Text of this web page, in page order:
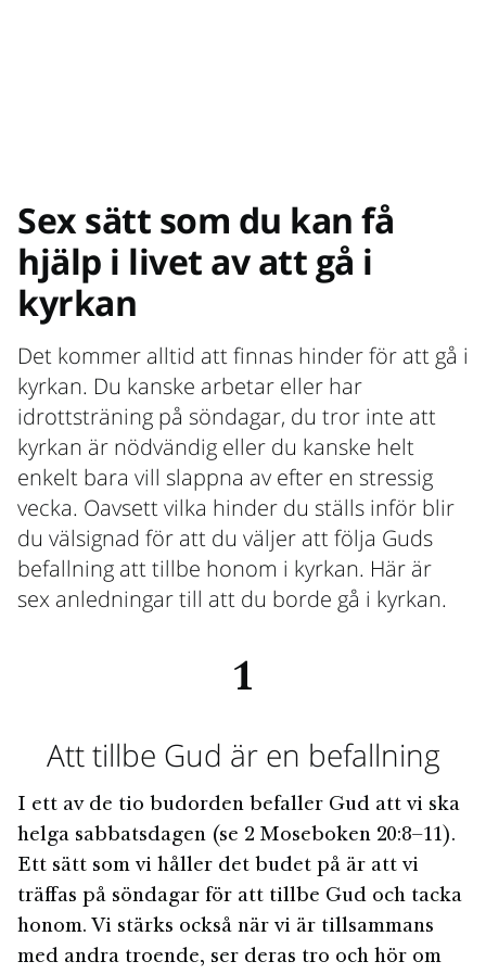
Sex sätt som du kan få
hjälp i livet av att gå i
kyrkan
Det kommer alltid att finnas hinder för att gå i
kyrkan. Du kanske arbetar eller har
idrottsträning på söndagar, du tror inte att
kyrkan är nödvändig eller du kanske helt
enkelt bara vill slappna av efter en stressig
vecka. Oavsett vilka hinder du ställs inför blir
du välsignad för att du väljer att följa Guds
befallning att tillbe honom i kyrkan. Här är
sex anledningar till att du borde gå i kyrkan.
1
Att tillbe Gud är en befallning
I ett av de tio budorden befaller Gud att vi ska
helga sabbatsdagen (se 2 Moseboken 20:8–11).
Ett sätt som vi håller det budet på är att vi
träffas på söndagar för att tillbe Gud och tacka
honom. Vi stärks också när vi är tillsammans
med andra troende, ser deras tro och hör om